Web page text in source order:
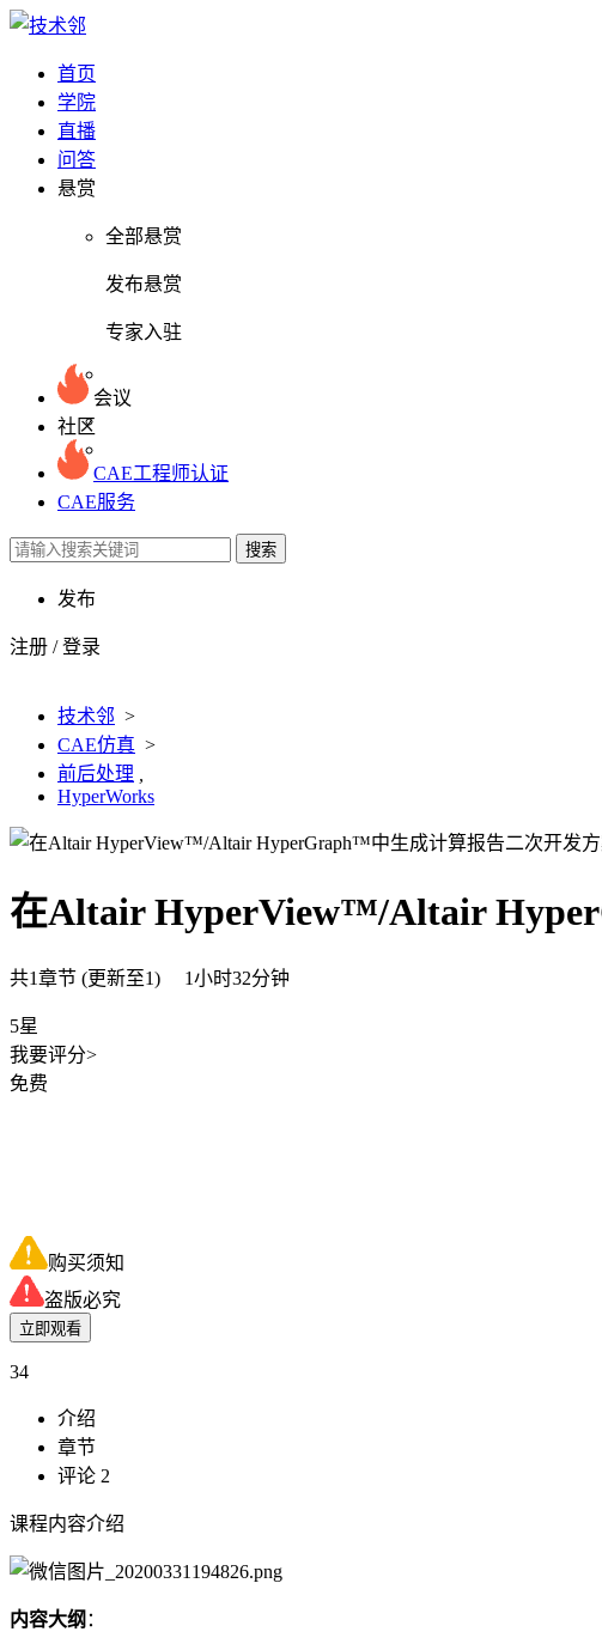
首页
学院
直播
问答
悬赏
全部悬赏
发布悬赏
专家入驻
会议
社区
CAE工程师认证
CAE服务
搜索
发布
注册 /登录
技术邻 >
CAE仿真 >
前后处理
HyperWorks
在Altair HyperView™/Altair
共1章节 (更新至1) 1小时32分钟
5星
我要评分>
免费
购买须知
盗版必究
立即观看
34
介绍
章节
评论 2
课程内容介绍
内容大纲 ：